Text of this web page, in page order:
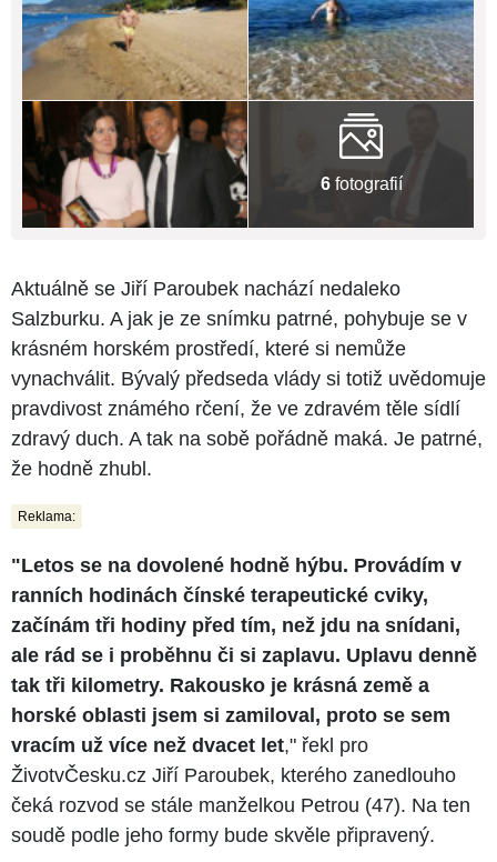
6fotografií
Aktuálně se Jiří Paroubek nachází nedaleko
Salzburku. A jak je ze snímku patrné, pohybuje se v
krásném horském prostředí, které si nemůže
vynachválit. Bývalý předseda vlády si totiž uvědomuje
pravdivost známého rčení, že ve zdravém těle sídlí
zdravý duch. A tak na sobě pořádně maká. Je patrné,
že hodně zhubl.
Reklama:
"Letos se na dovolené hodně hýbu. Provádím v
ranních hodinách čínské terapeutické cviky,
začínám tři hodiny před tím, než jdu na snídani,
ale rád se i proběhnu či si zaplavu. Uplavu denně
tak tři kilometry. Rakousko je krásná země a
horské oblasti jsem si zamiloval, proto se sem
vracím už více než dvacet let," řekl pro
ŽivotvČesku.cz Jiří Paroubek, kterého zanedlouho
čeká rozvod se stále manželkou Petrou (47). Na ten
soudě podle jeho formy bude skvěle připravený.